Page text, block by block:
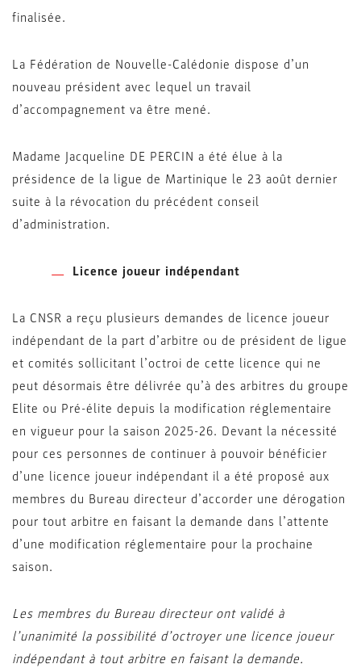
finalisée.
La Fédération de Nouvelle-Calédonie dispose d’un
nouveau président avec lequel un travail
d’accompagnement va être mené.
Madame Jacqueline DE PERCIN a été élue à la
présidence de la ligue de Martinique le 23 août dernier
suite à la révocation du précédent conseil
d’administration.
Licence joueur indépendant
La CNSR a reçu plusieurs demandes de licence joueur
indépendant de la part d’arbitre ou de président de ligue
et comités sollicitant l’octroi de cette licence qui ne
peut désormais être délivrée qu’à des arbitres du groupe
Elite ou Pré-élite depuis la modification réglementaire
en vigueur pour la saison 2025-26. Devant la nécessité
pour ces personnes de continuer à pouvoir bénéficier
d’une licence joueur indépendant il a été proposé aux
membres du Bureau directeur d’accorder une dérogation
pour tout arbitre en faisant la demande dans l’attente
d’une modification réglementaire pour la prochaine
saison.
Les membres du Bureau directeur ont validé à
l’unanimité la possibilité d’octroyer une licence joueur
indépendant à tout arbitre en faisant la demande.